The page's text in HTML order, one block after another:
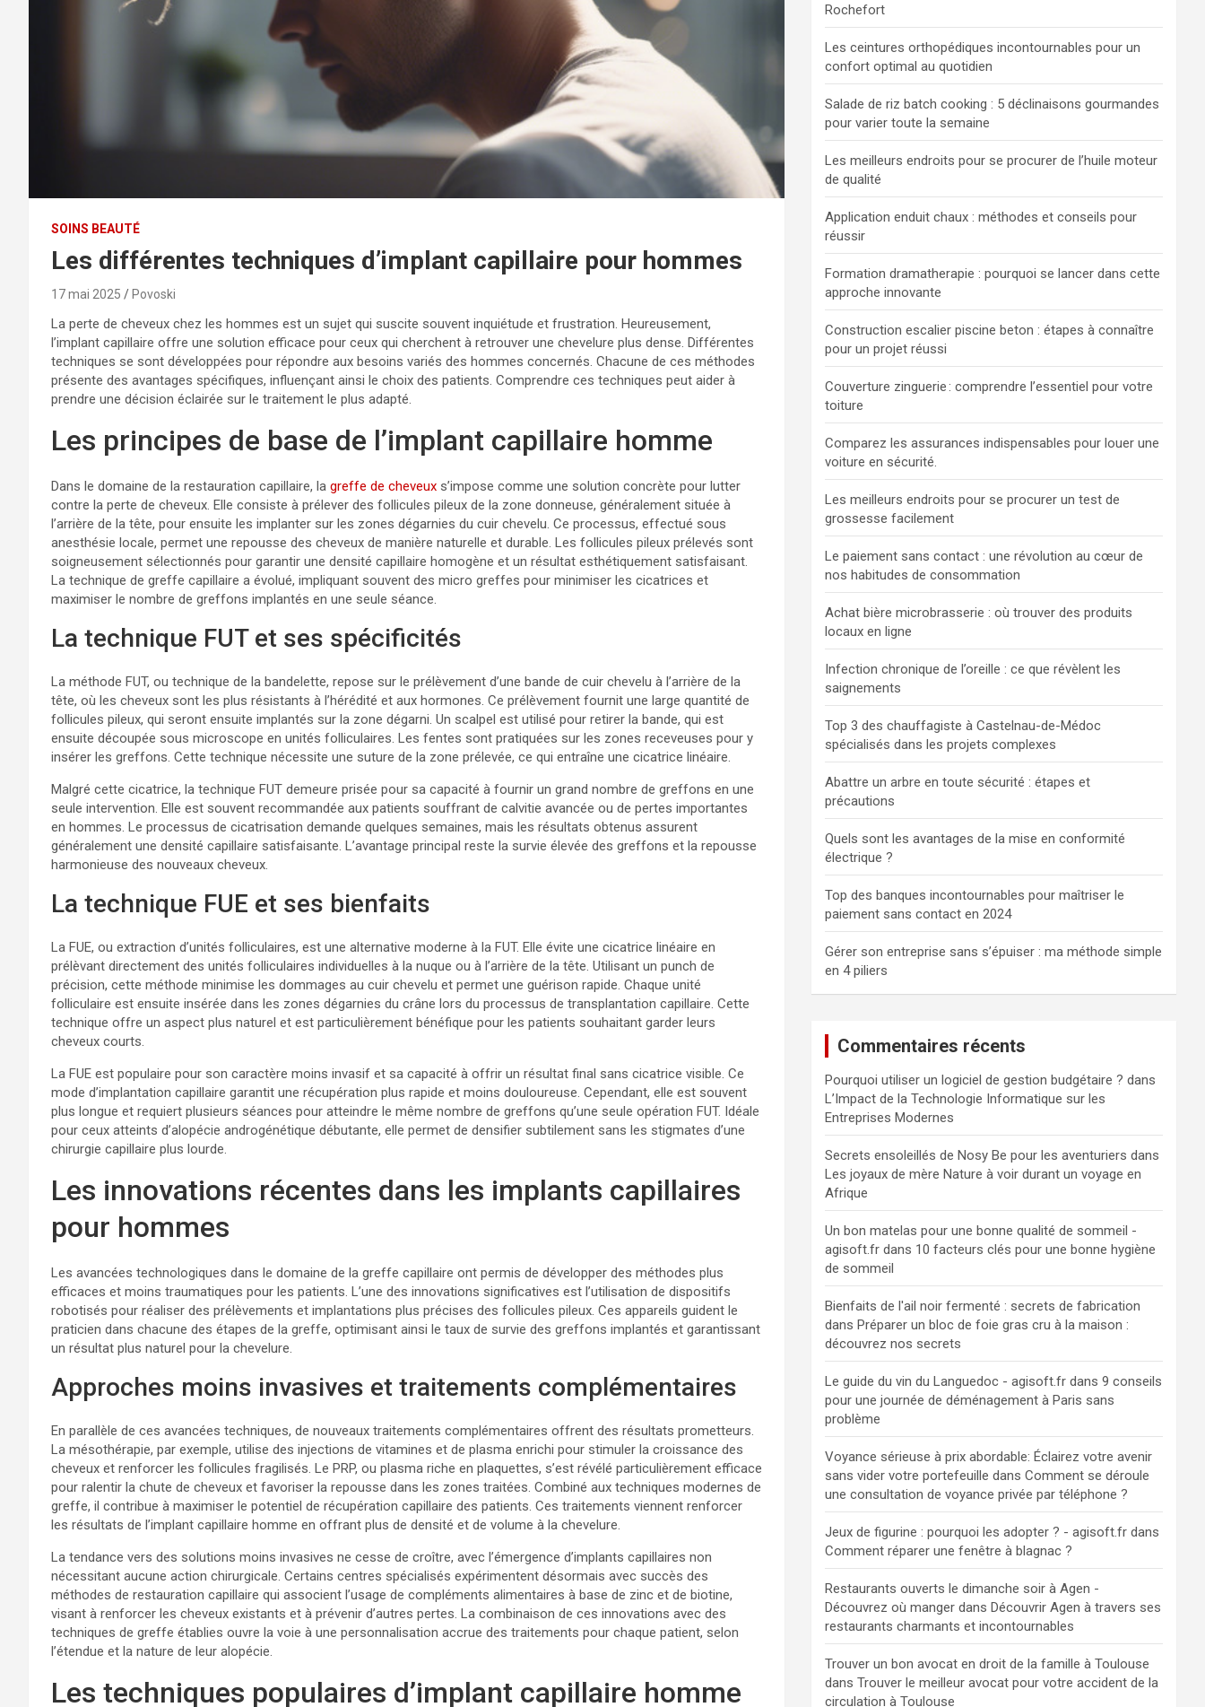
SOINS BEAUTÉ
Les différentes techniques d’implant capillaire pour hommes
17 mai 2025 Povoski
La perte de cheveux chez les hommes est un sujet qui suscite souvent inquiétude et frustration. Heureusement,
l’implant capillaire offre une solution efficace pour ceux qui cherchent à retrouver une chevelure plus dense. Différentes
techniques se sont développées pour répondre aux besoins variés des hommes concernés. Chacune de ces méthodes
présente des avantages spécifiques, influençant ainsi le choix des patients. Comprendre ces techniques peut aider à
prendre une décision éclairée sur le traitement le plus adapté.
Les principes de base de l’implant capillaire homme
Dans le domaine de la restauration capillaire, la greffe de cheveux s’impose comme une solution concrète pour lutter
contre la perte de cheveux. Elle consiste à prélever des follicules pileux de la zone donneuse, généralement située à
l’arrière de la tête, pour ensuite les implanter sur les zones dégarnies du cuir chevelu. Ce processus, effectué sous
anesthésie locale, permet une repousse des cheveux de manière naturelle et durable. Les follicules pileux prélevés sont
soigneusement sélectionnés pour garantir une densité capillaire homogène et un résultat esthétiquement satisfaisant.
La technique de greffe capillaire a évolué, impliquant souvent des micro greffes pour minimiser les cicatrices et
maximiser le nombre de greffons implantés en une seule séance.
La technique FUT et ses spécificités
La méthode FUT, ou technique de la bandelette, repose sur le prélèvement d’une bande de cuir chevelu à l’arrière de la
tête, où les cheveux sont les plus résistants à l’hérédité et aux hormones. Ce prélèvement fournit une large quantité de
follicules pileux, qui seront ensuite implantés sur la zone dégarni. Un scalpel est utilisé pour retirer la bande, qui est
ensuite découpée sous microscope en unités folliculaires. Les fentes sont pratiquées sur les zones receveuses pour y
insérer les greffons. Cette technique nécessite une suture de la zone prélevée, ce qui entraîne une cicatrice linéaire.
Malgré cette cicatrice, la technique FUT demeure prisée pour sa capacité à fournir un grand nombre de greffons en une
seule intervention. Elle est souvent recommandée aux patients souffrant de calvitie avancée ou de pertes importantes
en hommes. Le processus de cicatrisation demande quelques semaines, mais les résultats obtenus assurent
généralement une densité capillaire satisfaisante. L’avantage principal reste la survie élevée des greffons et la repousse
harmonieuse des nouveaux cheveux.
La technique FUE et ses bienfaits
La FUE, ou extraction d’unités folliculaires, est une alternative moderne à la FUT. Elle évite une cicatrice linéaire en
prélèvant directement des unités folliculaires individuelles à la nuque ou à l’arrière de la tête. Utilisant un punch de
précision, cette méthode minimise les dommages au cuir chevelu et permet une guérison rapide. Chaque unité
folliculaire est ensuite insérée dans les zones dégarnies du crâne lors du processus de transplantation capillaire. Cette
technique offre un aspect plus naturel et est particulièrement bénéfique pour les patients souhaitant garder leurs
cheveux courts.
La FUE est populaire pour son caractère moins invasif et sa capacité à offrir un résultat final sans cicatrice visible. Ce
mode d’implantation capillaire garantit une récupération plus rapide et moins douloureuse. Cependant, elle est souvent
plus longue et requiert plusieurs séances pour atteindre le même nombre de greffons qu’une seule opération FUT. Idéale
pour ceux atteints d’alopécie androgénétique débutante, elle permet de densifier subtilement sans les stigmates d’une
chirurgie capillaire plus lourde.
Les innovations récentes dans les implants capillaires
pour hommes
Les avancées technologiques dans le domaine de la greffe capillaire ont permis de développer des méthodes plus
efficaces et moins traumatiques pour les patients. L’une des innovations significatives est l’utilisation de dispositifs
robotisés pour réaliser des prélèvements et implantations plus précises des follicules pileux. Ces appareils guident le
praticien dans chacune des étapes de la greffe, optimisant ainsi le taux de survie des greffons implantés et garantissant
un résultat plus naturel pour la chevelure.
Approches moins invasives et traitements complémentaires
En parallèle de ces avancées techniques, de nouveaux traitements complémentaires offrent des résultats prometteurs.
La mésothérapie, par exemple, utilise des injections de vitamines et de plasma enrichi pour stimuler la croissance des
cheveux et renforcer les follicules fragilisés. Le PRP, ou plasma riche en plaquettes, s’est révélé particulièrement efficace
pour ralentir la chute de cheveux et favoriser la repousse dans les zones traitées. Combiné aux techniques modernes de
greffe, il contribue à maximiser le potentiel de récupération capillaire des patients. Ces traitements viennent renforcer
les résultats de l’implant capillaire homme en offrant plus de densité et de volume à la chevelure.
La tendance vers des solutions moins invasives ne cesse de croître, avec l’émergence d’implants capillaires non
nécessitant aucune action chirurgicale. Certains centres spécialisés expérimentent désormais avec succès des
méthodes de restauration capillaire qui associent l’usage de compléments alimentaires à base de zinc et de biotine,
visant à renforcer les cheveux existants et à prévenir d’autres pertes. La combinaison de ces innovations avec des
techniques de greffe établies ouvre la voie à une personnalisation accrue des traitements pour chaque patient, selon
l’étendue et la nature de leur alopécie.
Les techniques populaires d’implant capillaire homme
Rochefort
Les ceintures orthopédiques incontournables pour un
confort optimal au quotidien
Salade de riz batch cooking : 5 déclinaisons gourmandes
pour varier toute la semaine
Les meilleurs endroits pour se procurer de l’huile moteur
de qualité
Application enduit chaux : méthodes et conseils pour
réussir
Formation dramatherapie : pourquoi se lancer dans cette
approche innovante
Construction escalier piscine beton : étapes à connaître
pour un projet réussi
Couverture zinguerie : comprendre l’essentiel pour votre
toiture
Comparez les assurances indispensables pour louer une
voiture en sécurité.
Les meilleurs endroits pour se procurer un test de
grossesse facilement
Le paiement sans contact : une révolution au cœur de
nos habitudes de consommation
Achat bière microbrasserie : où trouver des produits
locaux en ligne
Infection chronique de l’oreille : ce que révèlent les
saignements
Top 3 des chauffagiste à Castelnau-de-Médoc
spécialisés dans les projets complexes
Abattre un arbre en toute sécurité : étapes et
précautions
Quels sont les avantages de la mise en conformité
électrique ?
Top des banques incontournables pour maîtriser le
paiement sans contact en 2024
Gérer son entreprise sans s’épuiser : ma méthode simple
en 4 piliers
Commentaires récents
Pourquoi utiliser un logiciel de gestion budgétaire ? dans
L’Impact de la Technologie Informatique sur les
Entreprises Modernes
Secrets ensoleillés de Nosy Be pour les aventuriers dans
Les joyaux de mère Nature à voir durant un voyage en
Afrique
Un bon matelas pour une bonne qualité de sommeil -
agisoft.fr dans 10 facteurs clés pour une bonne hygiène
de sommeil
Bienfaits de l'ail noir fermenté : secrets de fabrication
dansPréparer un bloc de foie gras cru à la maison :
découvrez nos secrets
Le guide du vin du Languedoc - agisoft.fr dans9 conseils
pour une journée de déménagement à Paris sans
problème
Voyance sérieuse à prix abordable: Éclairez votre avenir
sans vider votre portefeuille dansComment se déroule
une consultation de voyance privée par téléphone ?
Jeux de figurine : pourquoi les adopter ? - agisoft.fr dans
Comment réparer une fenêtre à blagnac ?
Restaurants ouverts le dimanche soir à Agen -
Découvrez où manger dansDécouvrir Agen à travers ses
restaurants charmants et incontournables
Trouver un bon avocat en droit de la famille à Toulouse
dansTrouver le meilleur avocat pour votre accident de la
circulation à Toulouse